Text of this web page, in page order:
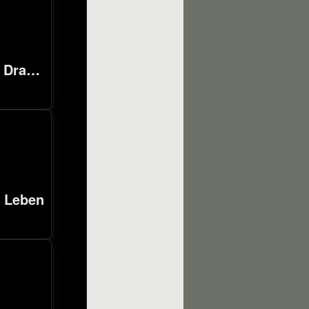
Landschaft, Draußen